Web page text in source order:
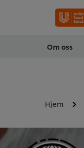
Om oss
Hjem